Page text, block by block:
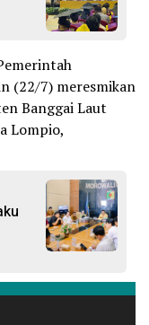
(22/7) meresmikan
Banggai Laut
Lompio,